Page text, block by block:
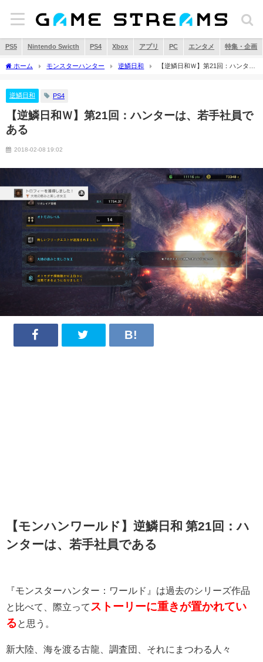
PS5 Nintendo Swicth PS4 Xbox アプリ PC エンタメ 特集・企画
ホーム モンスターハンター 逆鱗日和
【逆鱗日和Ｗ】第21回：ハンター
逆鱗日和 PS4
【逆鱗日和Ｗ】第21回：ハンターは、若手社員で
ある
2018-02-08 19:02
【モンハンワールド】逆鱗日和 第21回：ハ
ンターは、若手社員である
『モンスターハンター：ワールド』は過去のシリーズ作品
と比べて、際立って ストーリーに重きが置かれてい
る と思う。
新大陸、海を渡る古龍、調査団、それにまつわる人々